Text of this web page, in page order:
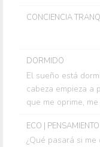
CONCIENCIA
DORMIDO
El sueño está
cabeza empieza a
que me oprime,
ECO | PENSAMIENTO
¿Qué pasará si